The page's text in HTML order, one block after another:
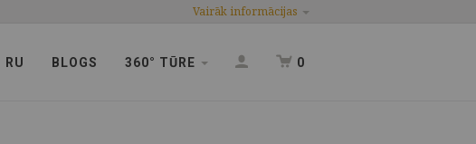
Vairāk informācijas
RU BLOGS 360° TŪRE 0